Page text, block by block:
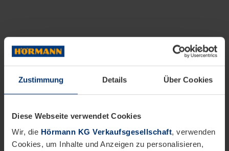
Zustimmung Details Über Cookies
Diese Webseite verwendet Cookies
Wir, die Hörmann KG Verkaufsgesellschaft, verwenden
Cookies, um Inhalte und Anzeigen zu personalisieren,